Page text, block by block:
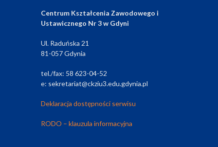
Centrum Kształcenia Zawodowego i
Ustawicznego Nr 3 w Gdyni
Ul. Raduńska 21
81-057 Gdynia
tel./fax: 58 623-04-52
e: sekretariat@ckziu3.edu.gdynia.pl
Deklaracja dostępności serwisu
RODO – klauzula informacyjna